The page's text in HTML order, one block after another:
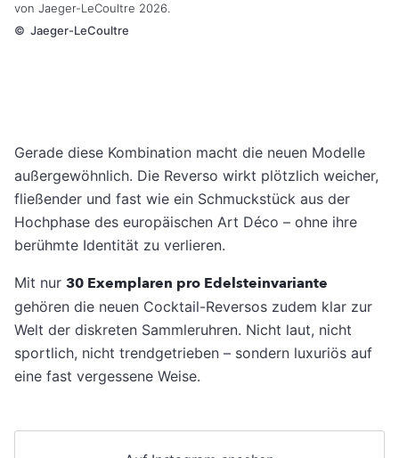
von Jaeger-LeCoultre 2026.
© Jaeger-LeCoultre
Gerade diese Kombination macht die neuen Modelle
außergewöhnlich. Die Reverso wirkt plötzlich weicher,
fließender und fast wie ein Schmuckstück aus der
Hochphase des europäischen Art Déco – ohne ihre
berühmte Identität zu verlieren.
Mit nur 30 Exemplaren pro Edelsteinvariante
gehören die neuen Cocktail-Reversos zudem klar zur
Welt der diskreten Sammleruhren. Nicht laut, nicht
sportlich, nicht trendgetrieben – sondern luxuriös auf
eine fast vergessene Weise.